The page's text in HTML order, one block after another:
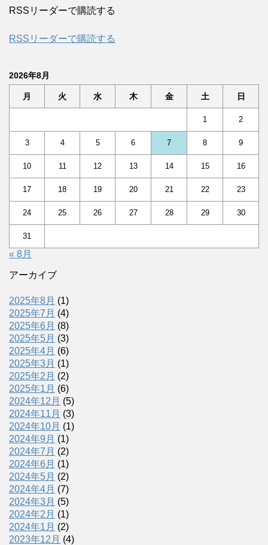
RSSリーダーで購読する
RSSリーダーで購読する
2026年8月
月 火 水 木 金 土 日
1 2
3 4 5 6 7 8 9
10 11 12 13 14 15 16
17 18 19 20 21 22 23
24 25 26 27 28 29 30
31
« 8月
アーカイブ
2025年8月 (1)
2025年7月 (4)
2025年6月 (8)
2025年5月 (3)
2025年4月 (6)
2025年3月 (1)
2025年2月 (2)
2025年1月 (6)
2024年12月 (5)
2024年11月 (3)
2024年10月 (1)
2024年9月 (1)
2024年7月 (2)
2024年6月 (1)
2024年5月 (2)
2024年4月 (7)
2024年3月 (5)
2024年2月 (1)
2024年1月 (2)
2023年12月 (4)